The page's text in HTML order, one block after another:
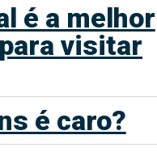
é a melhor
visitar
é caro?